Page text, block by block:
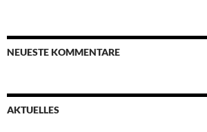
NEUESTE KOMMENTARE
AKTUELLES